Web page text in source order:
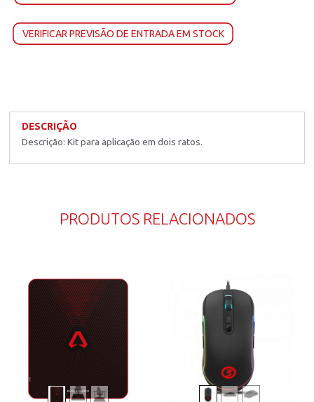
VERIFICAR PREVISÃO DE ENTRADA EM STOCK
DESCRIÇÃO
Descrição: Kit para aplicação em dois ratos.
PRODUTOS RELACIONADOS